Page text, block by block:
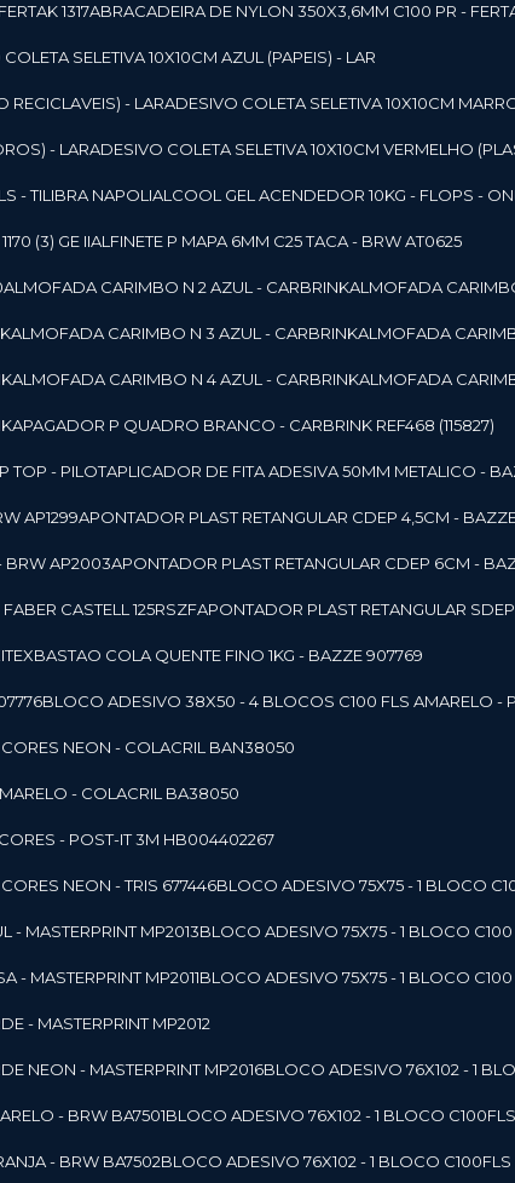
1317 ABRACADEIRA DE NYLON 350X3,6MM C100 PR -
COLETA SELETIVA 10X10CM AZUL (PAPEIS) - LAR
RECICLAVEIS) - LAR ADESIVO COLETA SELETIVA 10X10CM
- LAR ADESIVO COLETA SELETIVA 10X10CM VERMELHO
- TILIBRA NAPOLI ALCOOL GEL ACENDEDOR 10KG - FLOPS -
(3) GE II ALFINETE P MAPA 6MM C25 TACA - BRW AT0625
ALMOFADA CARIMBO N 2 AZUL - CARBRINK ALMOFADA
ALMOFADA CARIMBO N 3 AZUL - CARBRINK ALMOFADA
ALMOFADA CARIMBO N 4 AZUL - CARBRINK ALMOFADA
APAGADOR P QUADRO BRANCO - CARBRINK REF468 (115827)
TOP - PILOT APLICADOR DE FITA ADESIVA 50MM METALICO -
AP1299 APONTADOR PLAST RETANGULAR CDEP 4,5CM -
BRW AP2003 APONTADOR PLAST RETANGULAR CDEP 6CM -
CASTELL 125RSZF APONTADOR PLAST RETANGULAR
BASTAO COLA QUENTE FINO 1KG - BAZZE 907769
BLOCO ADESIVO 38X50 - 4 BLOCOS C100 FLS AMARELO
NEON - COLACRIL BAN38050
- COLACRIL BA38050
- POST-IT 3M HB004402267
NEON - TRIS 677446 BLOCO ADESIVO 75X75 - 1 BLOCO
- MASTERPRINT MP2013 BLOCO ADESIVO 75X75 - 1 BLOCO
- MASTERPRINT MP2011 BLOCO ADESIVO 75X75 - 1 BLOCO
- MASTERPRINT MP2012
NEON - MASTERPRINT MP2016 BLOCO ADESIVO 76X102 - 1
- BRW BA7501 BLOCO ADESIVO 76X102 - 1 BLOCO
- BRW BA7502 BLOCO ADESIVO 76X102 - 1 BLOCO